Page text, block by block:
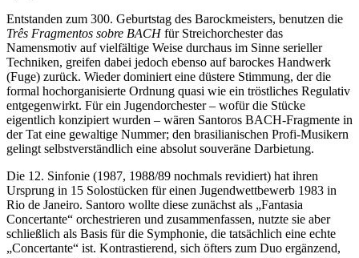
Entstanden zum 300. Geburtstag des Barockmeisters, benutzen die
Três Fragmentos sobre BACHfür Streichorchester das
Namensmotiv auf vielfältige Weise durchaus im Sinne serieller
Techniken, greifen dabei jedoch ebenso auf barockes Handwerk
(Fuge) zurück. Wieder dominiert eine düstere Stimmung, der die
formal hochorganisierte Ordnung quasi wie ein tröstliches Regulativ
entgegenwirkt. Für ein Jugendorchester – wofür die Stücke
eigentlich konzipiert wurden – wären Santoros BACH-Fragmente in
der Tat eine gewaltige Nummer; den brasilianischen Profi-Musikern
gelingt selbstverständlich eine absolut souveräne Darbietung.
Die 12. Sinfonie (1987, 1988/89 nochmals revidiert) hat ihren
Ursprung in 15 Solostücken für einen Jugendwettbewerb 1983 in
Rio de Janeiro. Santoro wollte diese zunächst als „Fantasia
Concertante“ orchestrieren und zusammenfassen, nutzte sie aber
schließlich als Basis für die Symphonie, die tatsächlich eine echte
„Concertante“ ist. Kontrastierend, sich öfters zum Duo ergänzend,